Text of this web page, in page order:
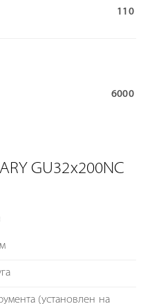
110
6000
GU32x200NC
(установлен на